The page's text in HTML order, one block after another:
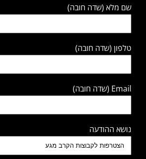
שם מלא (שדה חובה)
טלפון (שדה חובה)
Email (שדה חובה)
נושא ההודעה